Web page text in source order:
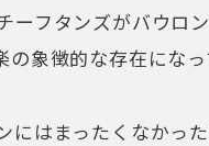
ーフタンズがバウロ
象徴的な存在になっ
にはまったくなかっ